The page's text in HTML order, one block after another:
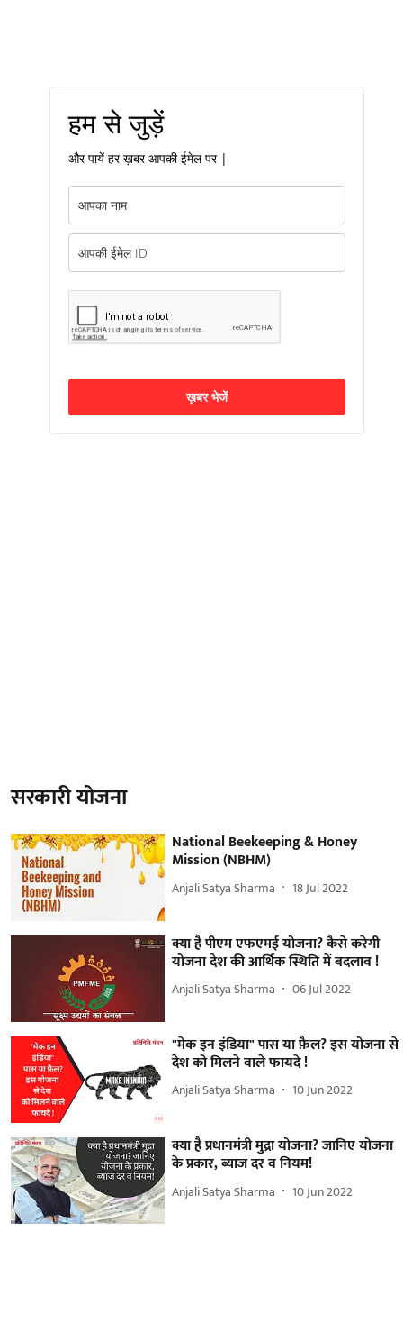
हम से जुड़ें
और पायें हर ख़बर आपकी ईमेल पर |
ख़बर भेजें
सरकारी योजना
National Beekeeping & Honey
Mission (NBHM)
Anjali Satya Sharma 18 Jul 2022
क्या है पीएम एफएमई योजना? कैसे करेगी
योजना देश की आर्थिक स्थिति में बदलाव !
Anjali Satya Sharma 06 Jul 2022
"मेक इन इंडिया" पास या फ़ैल? इस योजना से
देश को मिलने वाले फायदे !
Anjali Satya Sharma 10 Jun 2022
क्या है प्रधानमंत्री मुद्रा योजना? जानिए योजना
के प्रकार, ब्याज दर व नियम!
Anjali Satya Sharma 10 Jun 2022